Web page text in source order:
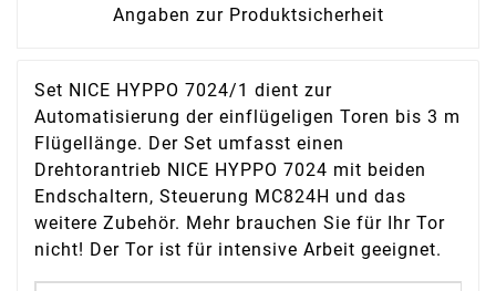
Angaben zur Produktsicherheit
Set NICE HYPPO 7024/1 dient zur
Automatisierung der einflügeligen Toren bis 3 m
Flügellänge. Der Set umfasst einen
Drehtorantrieb NICE HYPPO 7024 mit beiden
Endschaltern, Steuerung MC824H und das
weitere Zubehör. Mehr brauchen Sie für Ihr Tor
nicht! Der Tor ist für intensive Arbeit geeignet.